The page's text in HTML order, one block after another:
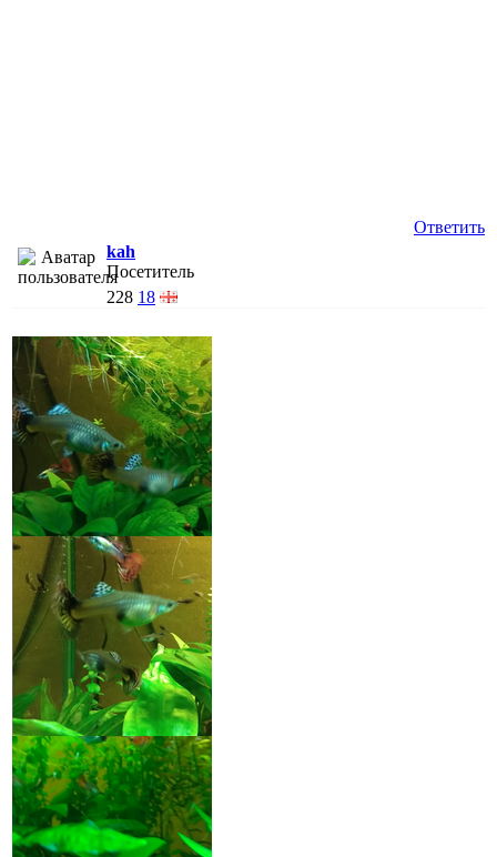
Ответить
kah
Посетитель
228 18